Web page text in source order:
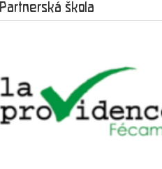
Partnerská škola